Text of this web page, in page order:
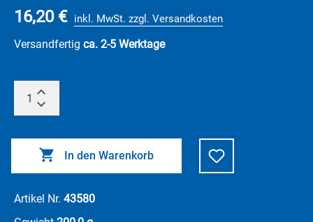
16,20 € inkl. MwSt. zzgl. Versandkosten
Versandfertig ca. 2-5 Werktage
In den Warenkorb
Artikel Nr. 43580